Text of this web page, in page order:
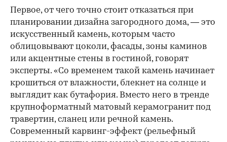
00:00 / 00:00
Первое, от чего точно стоит отказаться при
планировании дизайна загородного дома, — это
искусственный камень, которым часто
облицовывают цоколи, фасады, зоны каминов
или акцентные стены в гостиной, говорят
эксперты. «Со временем такой камень начинает
крошиться от влажности, блекнет на солнце и
выглядит как бутафория. Вместо него в тренде
крупноформатный матовый керамогранит под
травертин, сланец или речной камень.
Современный карвинг-эффект (рельефный